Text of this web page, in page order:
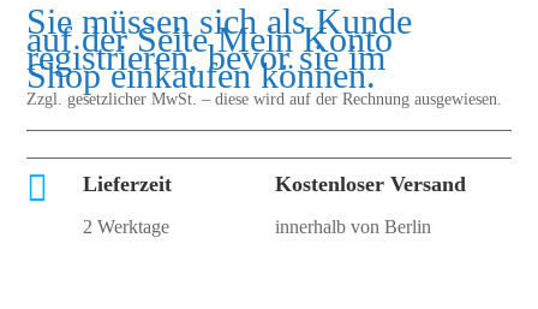
Sie müssen sich als Kunde
auf der SeiteMein Konto
registrieren, bevor sie im
Shop einkaufen können.
Zzgl. gesetzlicher MwSt. – diese wird auf der Rechnung ausgewiesen.
 Lieferzeit
2 Werktage
Kostenloser Versand
innerhalb von Berlin